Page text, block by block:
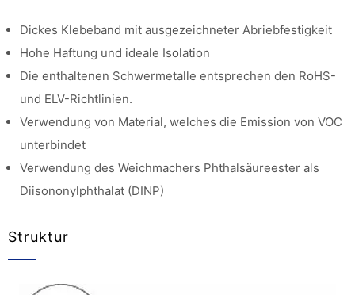
Dickes Klebeband mit ausgezeichneter Abriebfestigkeit
Hohe Haftung und ideale Isolation
Die enthaltenen Schwermetalle entsprechen den RoHS-
und ELV-Richtlinien.
Verwendung von Material, welches die Emission von VOC
unterbindet
Verwendung des Weichmachers Phthalsäureester als
Diisononylphthalat (DINP)
Struktur